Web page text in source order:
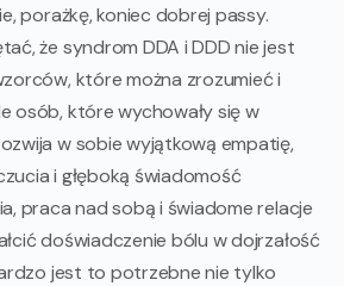
porażkę, koniec dobrej passy.
że syndrom DDA i DDD nie jest
które można zrozumieć i
osób, które wychowały się w
w sobie wyjątkową empatię,
i głęboką świadomość
praca nad sobą i świadome relacje
doświadczenie bólu w dojrzałość
jest to potrzebne nie tylko